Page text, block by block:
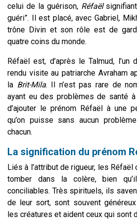
celui de la guérison, Réfaël
guéri”. Il est placé, avec Gabriel,
trône Divin et son rôle est de
quatre coins du monde.
Réfaël est, d’après le Talmud,
rendu visite au patriarche Avraham
la Brit-Mila. Il n’est pas rare de
ayant eu des problèmes de santé
d’ajouter le prénom Réfaël à une
qu’on puisse sans aucun
chacun.
La signification du prénom
Liés à l’attribut de rigueur, les
tomber dans la colère, bien
conciliables. Très spirituels, ils
de leur sort, sont souvent
les créatures et aident ceux qui sont